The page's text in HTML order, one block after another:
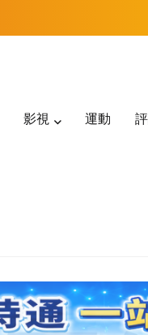
影視 運動